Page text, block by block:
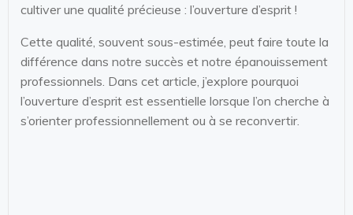
cultiver une qualité précieuse : l’ouverture d’esprit !
Cette qualité, souvent sous-estimée, peut faire toute la
différence dans notre succès et notre épanouissement
professionnels. Dans cet article, j’explore pourquoi
l’ouverture d’esprit est essentielle lorsque l’on cherche à
s’orienter professionnellement ou à se reconvertir.